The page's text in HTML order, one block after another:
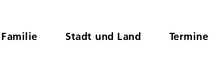
Familie Stadt und Land Termine